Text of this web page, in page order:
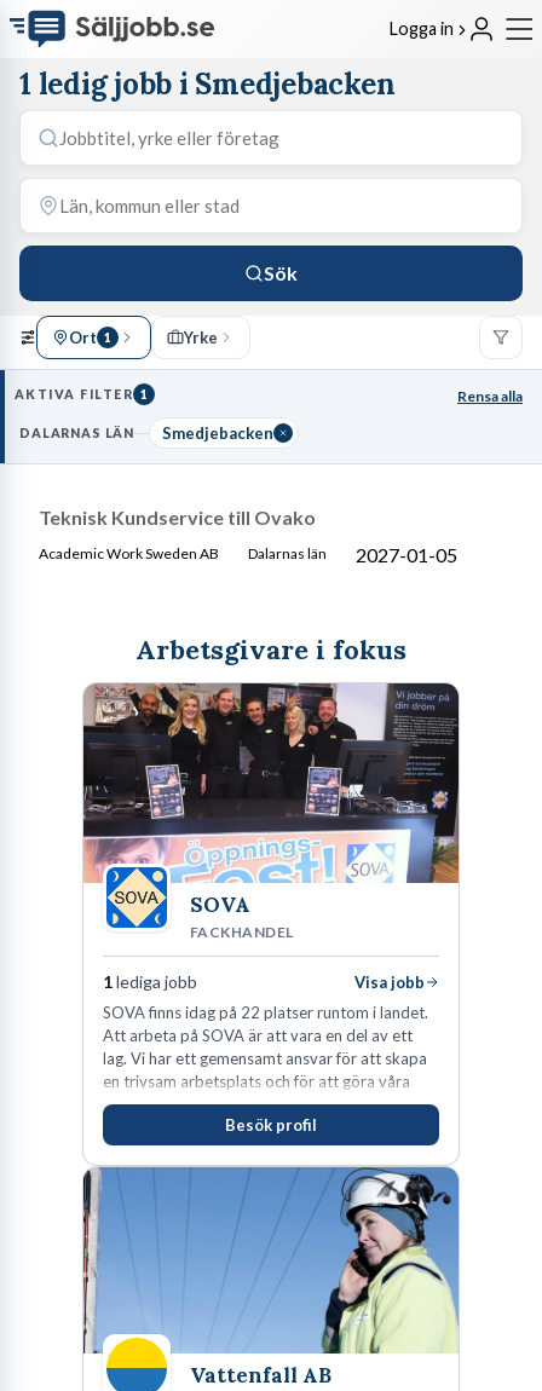
Logga in
1 ledig jobb i Smedjebacken
Sök
Ort 1 Yrke
AKTIVA FILTER 1 Rensa alla
DALARNAS LÄN Smedjebacken
Teknisk Kundservice till Ovako
Academic Work Sweden AB Dalarnas län 2027-01-05
Arbetsgivare i fokus
SOVA
FACKHANDEL
1lediga jobb
Visa jobb
SOVA finns idag på 22 platser runtom i landet.
Att arbeta på SOVA är att vara en del av ett
lag. Vi har ett gemensamt ansvar för att skapa
en trivsam arbetsplats och för att göra våra
kunder nöjda. Som medarbetare hos oss
förväntas du visa engagemang, öppenhet,
ansvar och respekt.
Besök profil
Vattenfall AB